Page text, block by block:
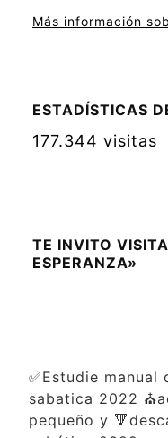
Más información
ESTADÍSTICAS
177.344 visitas
TE INVITO
ESPERANZA»
✅Estudie manual
sabatica 2022
pequeño y